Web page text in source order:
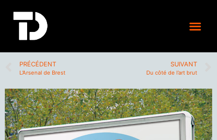
PRÉCÉDENT
L’Arsenal de Brest
SUIVANT
Du côté de l’art brut